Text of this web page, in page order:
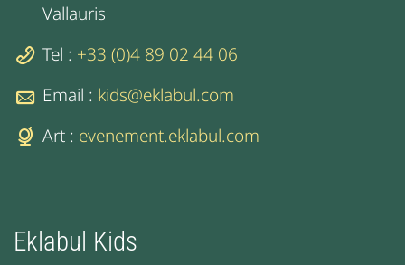
Vallauris
Tel : +33 (0)4 89 02 44 06
Email : kids@eklabul.com
Art : evenement.eklabul.com
Eklabul Kids